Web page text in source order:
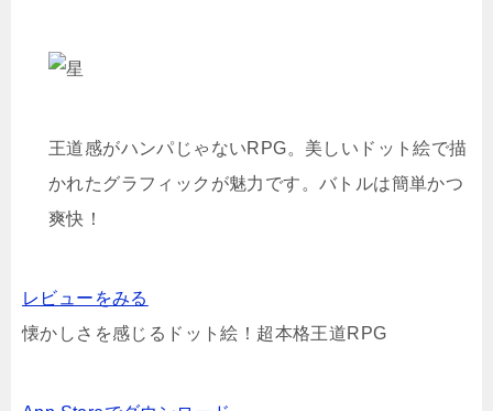
王道感がハンパじゃないRPG。美しいドット絵で描
かれたグラフィックが魅力です。バトルは簡単かつ
爽快！
レビューをみる
懐かしさを感じるドット絵！超本格王道RPG